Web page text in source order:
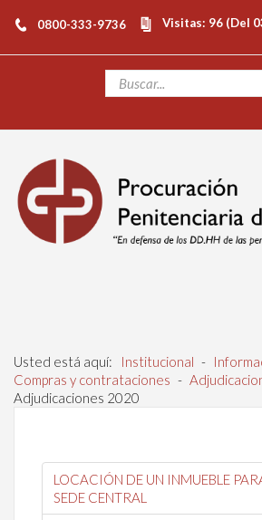
0800-333-9736 Visitas: 96 (Del
Usted está aquí: Institucional -
Compras y contrataciones -
Adjudicaciones 2020
LOCACIÓN DE UN INMUEBLE
SEDE CENTRAL